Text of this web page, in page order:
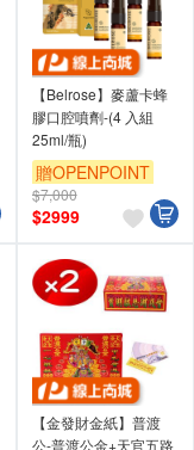
【Belrose】麥蘆卡蜂
膠口腔噴劑-(4 入組
25ml/瓶)
贈OPENPOINT
$7,000
$2999
【金發財金紙】普渡
公-普渡公金+天官五路